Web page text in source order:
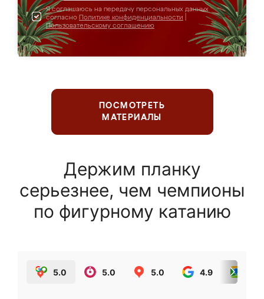
Я соглашаюсь на передачу персональных данных
согласно Политике конфиденциальности
Пользовательскому соглашению
ПОСМОТРЕТЬ
МАТЕРИАЛЫ
Держим планку
серьезнее, чем чемпионы
по фигурному катанию
5.0 5.0 5.0 4.9